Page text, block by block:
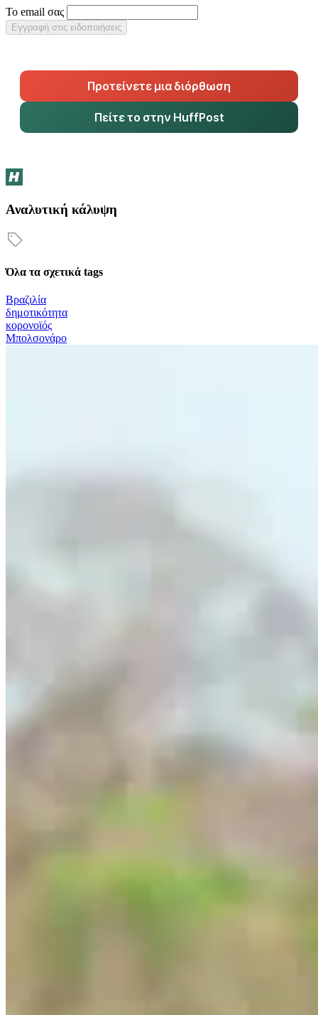
Το email σας
Εγγραφή στις ειδοποιήσεις
Προτείνετε μια διόρθωση
Πείτε το στην HuffPost
Αναλυτική κάλυψη
Όλα τα σχετικά tags
Βραζιλία
δημοτικότητα
κορονοϊός
Μπολσονάρο